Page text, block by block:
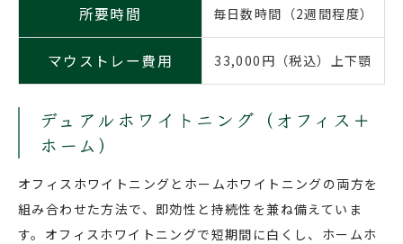
所要時間 毎日数時間（2週間程度）
マウストレー費用 33,000円（税込）上下顎
デュアルホワイトニング（オフィス＋
ホーム）
オフィスホワイトニングとホームホワイトニングの両方を
組み合わせた方法で、即効性と持続性を兼ね備えていま
す。オフィスホワイトニングで短期間に白くし、ホームホ